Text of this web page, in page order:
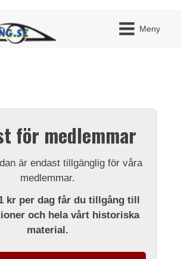
Meny
för medlemmar
är endast tillgänglig för våra
medlemmar.
kr per dag får du tillgång till
och hela vårt historiska
material.